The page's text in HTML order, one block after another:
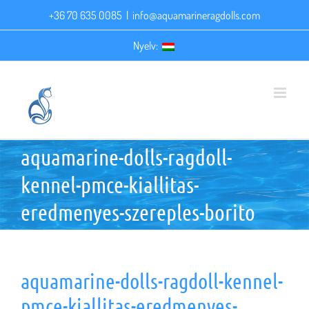
+36 70 635 0085 | info@aquamarineragdolls.com
Nyelv:
aquamarine-dolls-ragdoll-
kennel-pmce-kiallitas-
eredmenyes-szereples-borito
aquamarine-dolls-ragdoll-kennel-